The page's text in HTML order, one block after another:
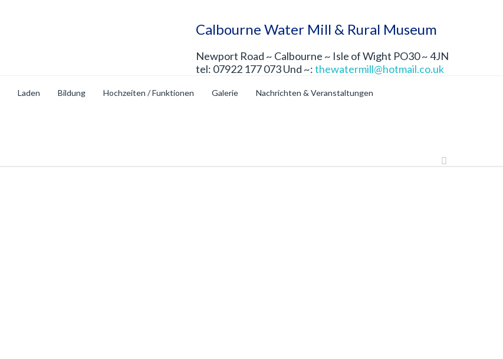
Calbourne Water Mill & Rural Museum
Newport Road ~ Calbourne ~ Isle of Wight PO30 ~ 4JN
tel: 07922 177 073 Und ~:thewatermill@hotmail.co.uk
Laden Bildung Hochzeiten / Funktionen Galerie Nachrichten & Veranstaltungen